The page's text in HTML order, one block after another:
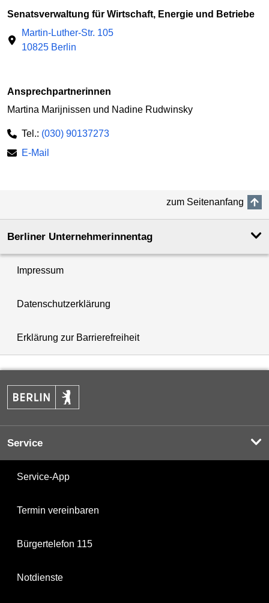
Senatsverwaltung für Wirtschaft, Energie und Betriebe
Martin-Luther-Str. 105
10825 Berlin
Ansprechpartnerinnen
Martina Marijnissen und Nadine Rudwinsky
Tel.: (030) 90137273
E-Mail
zum Seitenanfang
Berliner Unternehmerinnentag
Impressum
Datenschutzerklärung
Erklärung zur Barrierefreiheit
Service
Service-App
Termin vereinbaren
Bürgertelefon 115
Notdienste